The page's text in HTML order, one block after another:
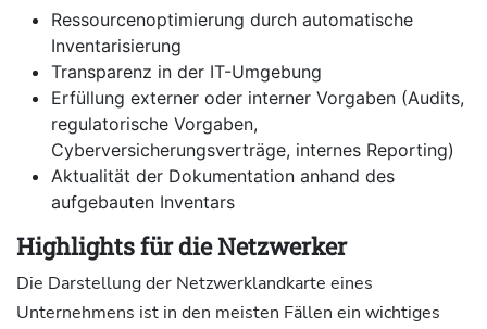
Ressourcenoptimierung durch automatische
Inventarisierung
Transparenz in der IT-Umgebung
Erfüllung externer oder interner Vorgaben (Audits,
regulatorische Vorgaben,
Cyberversicherungsverträge, internes Reporting)
Aktualität der Dokumentation anhand des
aufgebauten Inventars
Highlights für die Netzwerker
Die Darstellung der Netzwerklandkarte eines
Unternehmens ist in den meisten Fällen ein wichtiges